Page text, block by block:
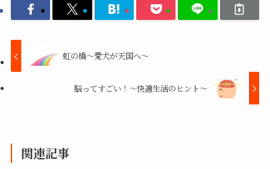
虹の橋～愛犬が天国へ～
脳ってすごい！～快適生活のヒント～
関連記事